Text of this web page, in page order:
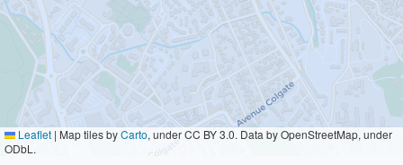
Leaflet | Map tiles byCarto, under CC BY 3.0. Data by OpenStreetMap, under
ODbL.